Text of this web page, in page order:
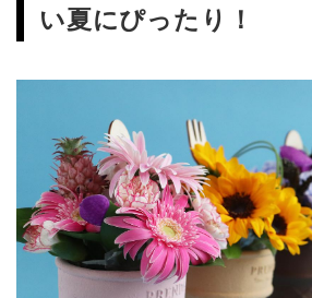
い夏にぴったり！